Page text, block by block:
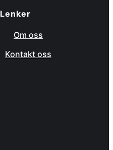
Lenker
Om oss
Kontakt oss